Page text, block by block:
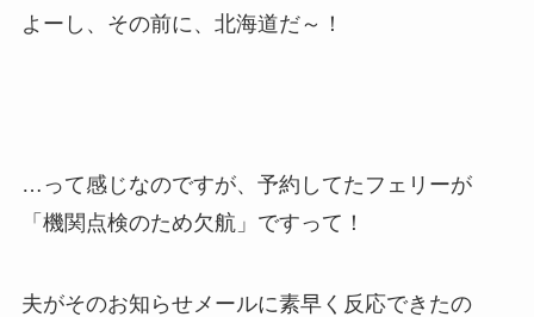
よーし、その前に、北海道だ～！
…って感じなのですが、予約してたフェリーが
「機関点検のため欠航」ですって！
夫がそのお知らせメールに素早く反応できたの